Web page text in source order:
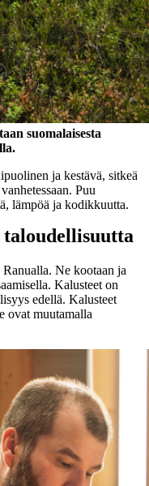
suomalaisesta
ja kestävä, sitkeä
Puu
lämpöä ja kodikkuutta.
taloudellisuutta
Ne kootaan ja
Kalusteet on
edellä. Kalusteet
ovat muutamalla